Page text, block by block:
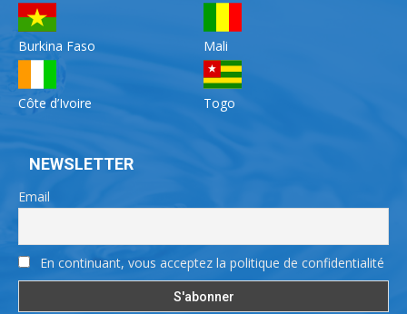
Burkina Faso
Côte d’Ivoire
Mali
Togo
NEWSLETTER
Email
En continuant, vous acceptez la politique de confidentialité